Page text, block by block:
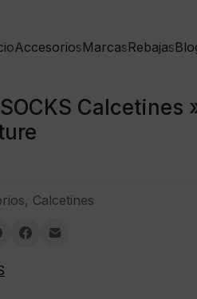
AccesoriosMarcasRebajas
Calcetines
, Calcetines